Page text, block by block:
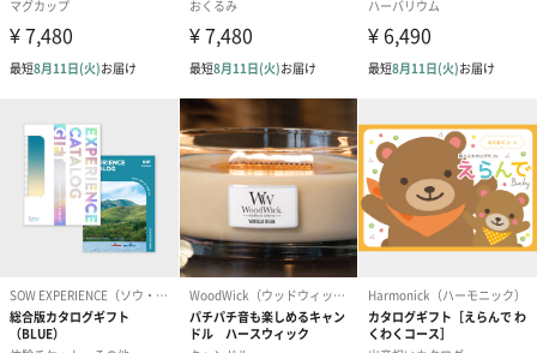
ドライフラワー・プリザーブドフラワー
一部花材が写真と異なる場合がございます。予めご了承くださ
い。パッケージに入れてお届けします。